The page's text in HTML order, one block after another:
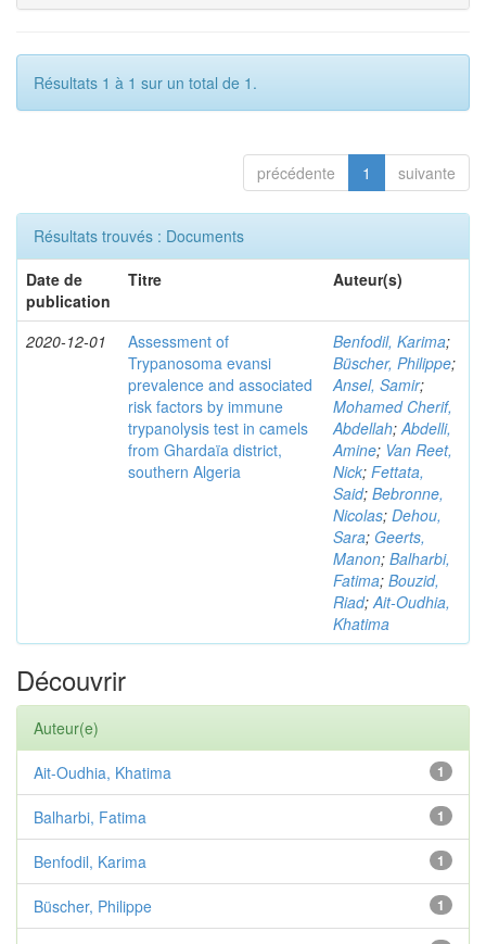
Résultats 1 à 1 sur un total de 1.
précédente 1 suivante
Résultats trouvés : Documents
Date de
publication
Titre Auteur(s)
2020-12-01
Assessment of
Trypanosoma evansi
prevalence and associated
risk factors by immune
trypanolysis test in camels
from Ghardaïa district,
southern Algeria
Benfodil, Karima;
Büscher, Philippe;
Ansel, Samir;
Mohamed Cherif,
Abdellah;Abdelli,
Amine; Van Reet,
Nick; Fettata,
Said; Bebronne,
Nicolas; Dehou,
Sara; Geerts,
Manon; Balharbi,
Fatima; Bouzid,
Riad;Ait-Oudhia,
Khatima
Découvrir
Auteur(e)
1
Ait-Oudhia, Khatima
1
Balharbi, Fatima
1
Benfodil, Karima
1
Büscher, Philippe